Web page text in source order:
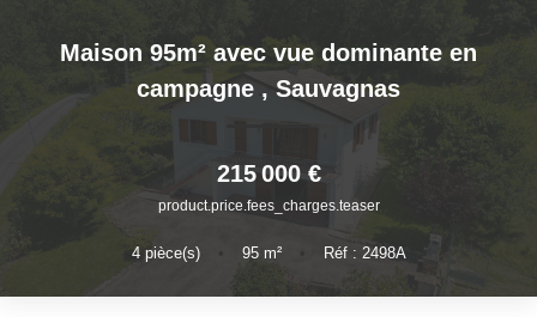
GESTION LOCATIVE
NOTRE AGENCE
CONTACT
Maison 95m² avec vue dominante en
campagne , Sauvagnas
215 000 €
product.price.fees_charges.teaser
4pièce(s) 95m² Réf : 2498A